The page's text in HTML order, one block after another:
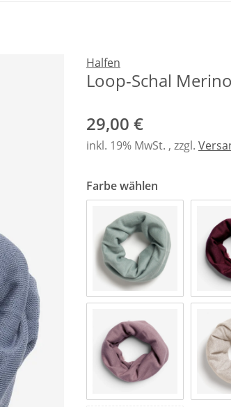
Halfen
Loop-Schal
29,00 €
inkl. 19% MwSt. , zzgl.
Farbe wählen